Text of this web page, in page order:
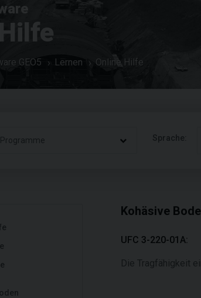
GEO5 Lernen Online Hilfe
Sprache:
Kohäsive
UFC 3-220-01A:
Die Tragfähigkeit